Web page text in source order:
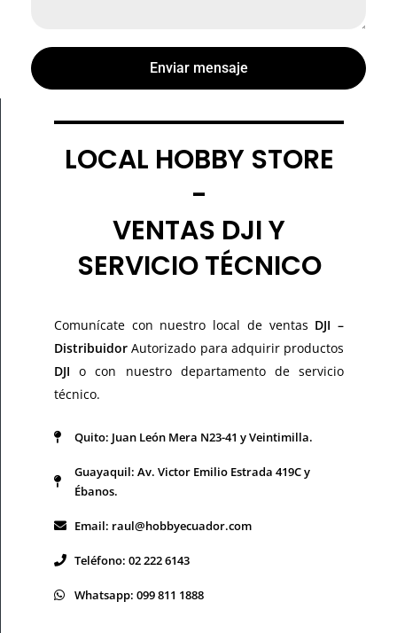
Enviar mensaje
LOCAL HOBBY STORE
-
VENTAS DJI Y
SERVICIO TÉCNICO
Comunícate con nuestro local de ventas DJI –
Distribuidor Autorizado para adquirir productos
DJI o con nuestro departamento de servicio
técnico.
Quito: Juan León Mera N23-41 y Veintimilla.
Guayaquil: Av. Victor Emilio Estrada 419C y
Ébanos.
Email: raul@hobbyecuador.com
Teléfono: 02 222 6143
Whatsapp: 099 811 1888